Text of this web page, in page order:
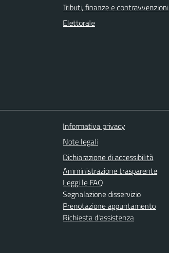
Tributi, finanze e contravvenzioni
Elettorale
Informativa privacy
Note legali
Dichiarazione di accessibilità
Amministrazione trasparente
Leggi le FAQ
Segnalazione disservizio
Prenotazione appuntamento
Richiesta d'assistenza